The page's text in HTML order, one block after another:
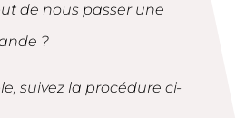
de nous passer une
?
suivez la procédure ci-